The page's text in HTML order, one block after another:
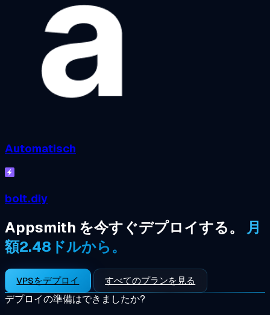
Automatisch
bolt.diy
Appsmith を今すぐデプロイする。 月
額2.48ドルから。
VPSをデプロイ すべてのプランを見る
デプロイの準備はできましたか?